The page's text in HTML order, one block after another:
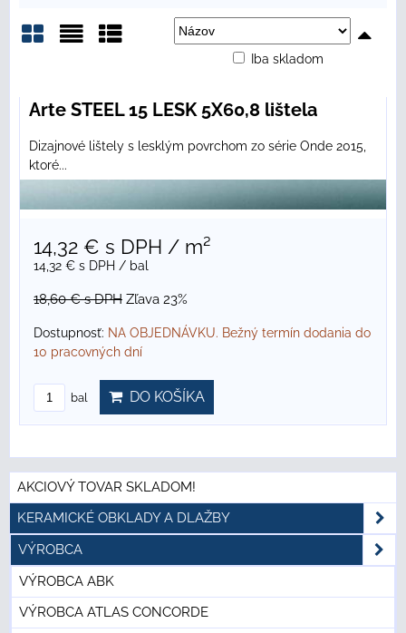
Iba skladom
Arte STEEL 15 LESK 5X60,8 lištela
Dizajnové lištely s lesklým povrchom zo série Onde 2015,
ktoré...
14,32 € s DPH / m²
14,32 € s DPH / bal
18,60 €s DPH Zľava 23%
Dostupnosť: NA OBJEDNÁVKU. Bežný termín dodania do
10 pracovných dní
bal DO KOŠÍKA
AKCIOVÝ TOVAR SKLADOM!
KERAMICKÉ OBKLADY A DLAŽBY
VÝROBCA
VÝROBCA ABK
VÝROBCA ATLAS CONCORDE